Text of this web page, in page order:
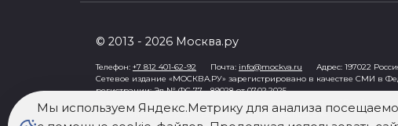
© 2013 - 2026 Москва.ру
Телефон: +7 812 401-62-92 Почта: info@mockva.ru Адрес: 197022
Сетевое издание «МОСКВА.РУ» зарегистрировано в качестве СМИ в
регистрации: Эл № ФС 77 - 89028 от 07.02.2025
Учредитель: Общество с ограниченной ответственностью "Рост"
Генеральный директор: Третьяков Олег Александрович
Мы используем Яндекс.Метрику для анализа